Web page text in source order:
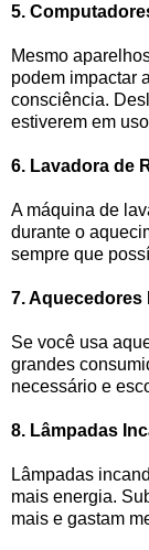
5.
Mesmo
podem impactar
consciência.
estiverem em
6. Lavadora de
A máquina de
durante o
sempre que
7. Aquecedores
Se você usa
grandes
necessário e
8. Lâmpadas
Lâmpadas
mais energia.
mais e gastam